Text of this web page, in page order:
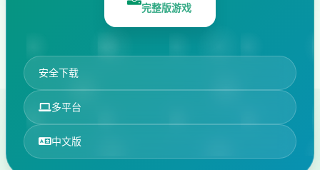
完整版游戏
安全下载
多平台
中文版